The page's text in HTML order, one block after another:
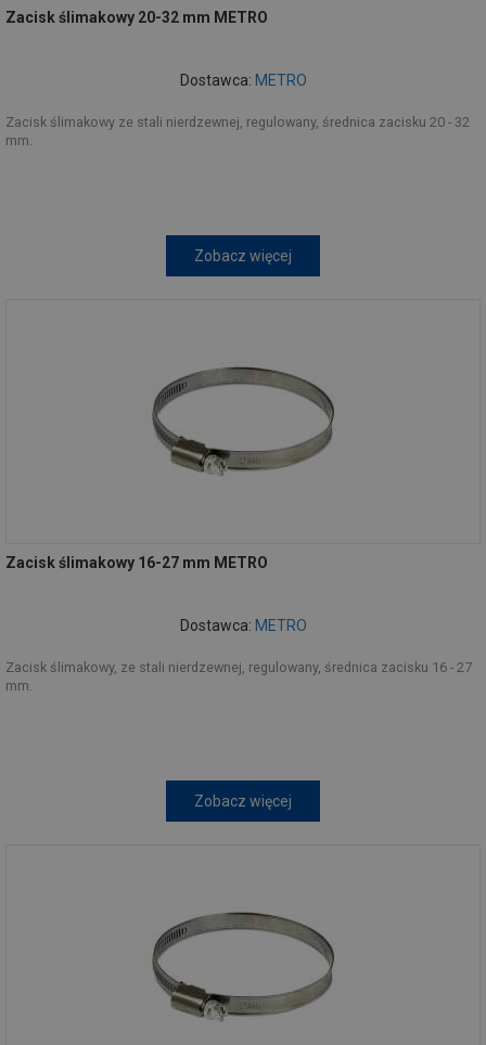
Zacisk ślimakowy 20-32 mm METRO
Dostawca: METRO
Zacisk ślimakowy ze stali nierdzewnej, regulowany, średnica zacisku 20 - 32
mm.
Zobacz więcej
Zacisk ślimakowy 16-27 mm METRO
Dostawca: METRO
Zacisk ślimakowy, ze stali nierdzewnej, regulowany, średnica zacisku 16 - 27
mm.
Zobacz więcej